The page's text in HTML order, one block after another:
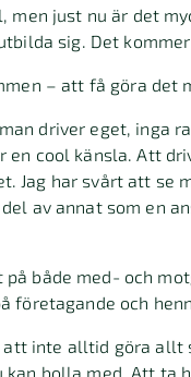
just nu är det
sig. Det
– att få göra det
driver eget, inga
en cool känsla. Att
Jag har svårt att
av annat som en
både med- och
företagande och
inte alltid göra allt
bolla med. Att ta